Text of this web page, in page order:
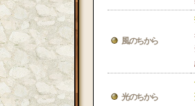
風のちから
光のちから